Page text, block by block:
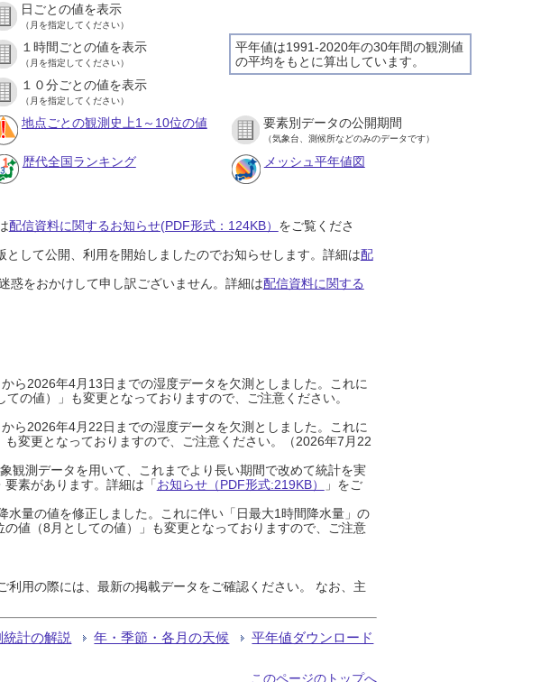
日ごとの値を表示
（月を指定してください）
平年値は1991-2020年の30年間の観測値
の平均をもとに算出しています。
１時間ごとの値を表示
（月を指定してください）
１０分ごとの値を表示
（月を指定してください）
地点ごとの観測史上1～10位の値 要素別データの公開期間
（気象台、測候所などのみのデータです）
歴代全国ランキング メッシュ平年値図
配信資料に関するお知らせ(PDF形式：124KB） をご覧くださ
して公開、利用を開始しましたのでお知らせします。詳細は配
惑をおかけして申し訳ございません。詳細は配信資料に関する
ら2026年4月13日までの湿度データを欠測としました。これに
の値）」も変更となっておりますので、ご注意ください。
ら2026年4月22日までの湿度データを欠測としました。これに
変更となっておりますので、ご注意ください。（2026年7月22
観測データを用いて、これまでより長い期間で改めて統計を実
素があります。詳細は「お知らせ（PDF形式:219KB）
」をご
量の値を修正しました。これに伴い「日最大1時間降水量」の
値（8月としての値）」も変更となっておりますので、ご注意
用の際には、最新の掲載データをご確認ください。 なお、主
計の解説 年・季節・各月の天候 平年値ダウンロード
このページのトップへ